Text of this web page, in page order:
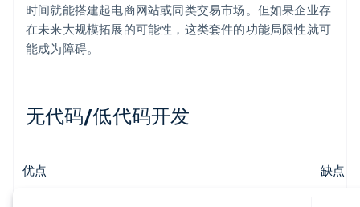
时间就能搭建起电商网站或同类交易市场。但如果企业存
在未来大规模拓展的可能性，这类套件的功能局限性就可
能成为障碍。
无代码/低代码开发
优点 缺点